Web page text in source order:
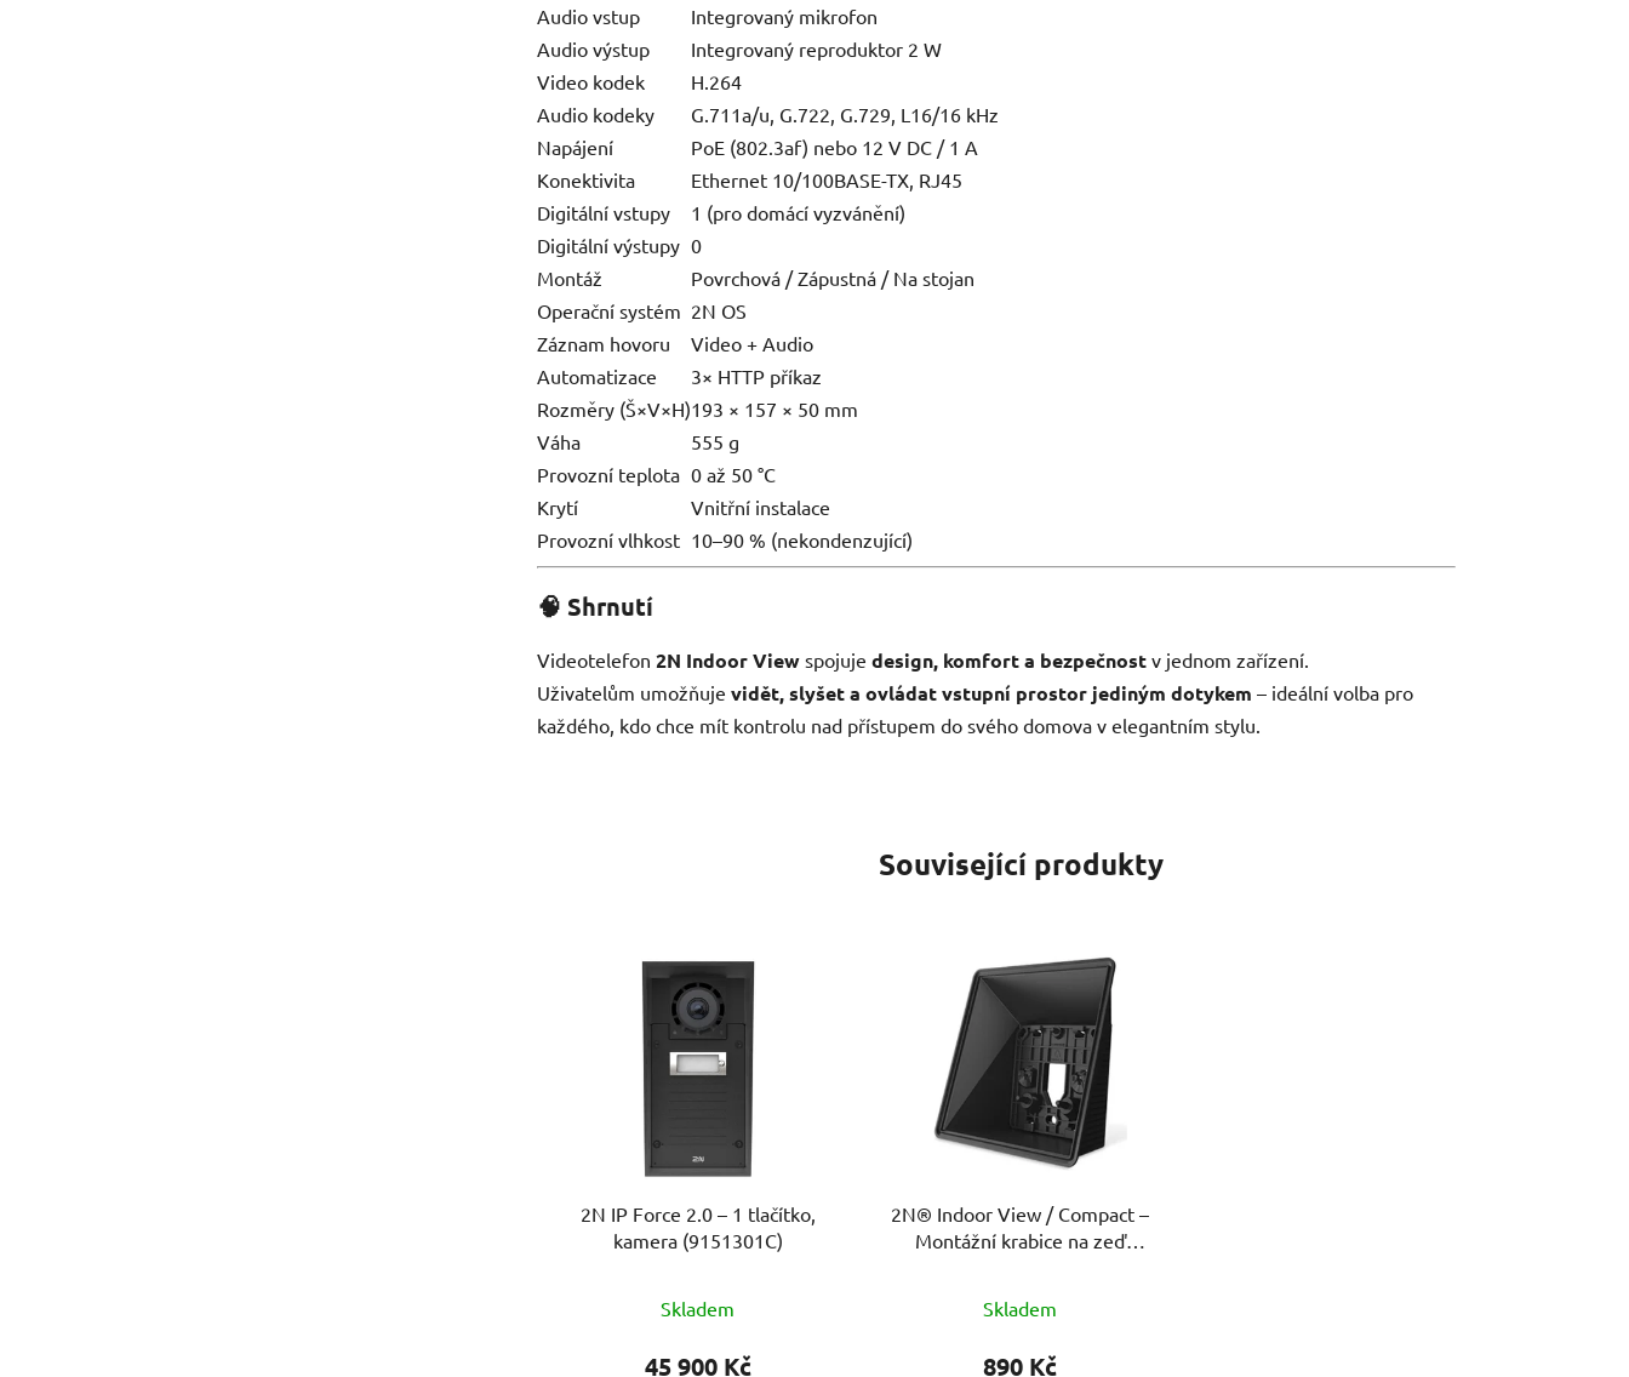
Audio vstup
Integrovaný mikrofon
Audio výstup
Integrovaný reproduktor 2 W
Video kodek
H.264
Audio kodeky
G.711a/u, G.722, G.729, L16/16 kHz
Napájení
PoE (802.3af) nebo 12 V DC / 1 A
Konektivita
Ethernet 10/100BASE-TX, RJ45
Digitální vstupy
1 (pro domácí vyzvánění)
Digitální výstupy 0
Montáž
Povrchová / Zápustná / Na stojan
Operační systém 2N OS
Záznam hovoru
Video + Audio
Automatizace
3× HTTP příkaz
Rozměry (Š×V×H)193 × 157 × 50 mm
Váha
555 g
Provozní teplota 0 až 50 °C
Krytí
Vnitřní instalace
Provozní vlhkost 10–90 % (nekondenzující)
🧠 Shrnutí
Videotelefon 2N Indoor View spojuje design, komfort a bezpečnost v jednom zařízení.
Uživatelům umožňuje vidět, slyšet a ovládat vstupní prostor jediným dotykem – ideální volba pro
každého, kdo chce mít kontrolu nad přístupem do svého domova v elegantním stylu.
Související produkty
2N IP Force 2.0 – 1 tlačítko,
kamera (9151301C)
Skladem
45 900 Kč
2N® Indoor View / Compact –
Montážní krabice na zeď
Skladem
890 Kč